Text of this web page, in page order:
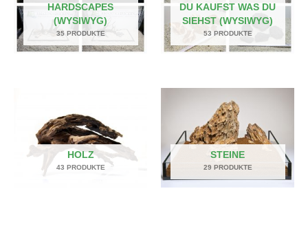
HARDSCAPES
(WYSIWYG)
35 PRODUKTE
DU KAUFST WAS DU
SIEHST (WYSIWYG)
53 PRODUKTE
HOLZ
43 PRODUKTE
STEINE
29 PRODUKTE